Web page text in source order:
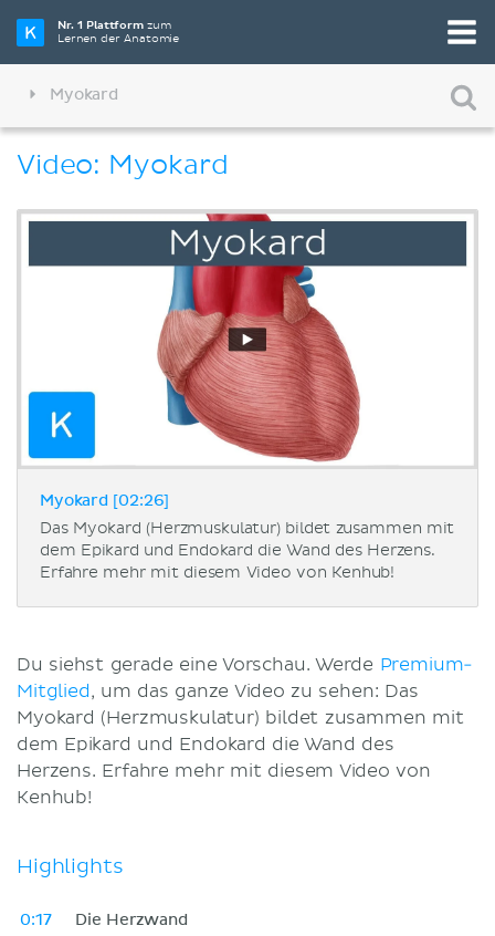
Nr. 1 Plattformzum
Lernen der Anatomie
Myokard
Video: Myokard
Myokard [02:26]
Das Myokard (Herzmuskulatur) bildet zusammen mit
dem Epikard und Endokard die Wand des Herzens.
Erfahre mehr mit diesem Video von Kenhub!
Du siehst gerade eine Vorschau. Werde Premium-
Mitglied, um das ganze Video zu sehen: Das
Myokard (Herzmuskulatur) bildet zusammen mit
dem Epikard und Endokard die Wand des
Herzens. Erfahre mehr mit diesem Video von
Kenhub!
Highlights
0:17
Die Herzwand